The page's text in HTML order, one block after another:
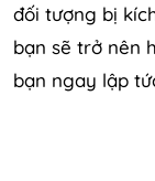
đối tượng bị
bạn sẽ trở nên
bạn ngay lập